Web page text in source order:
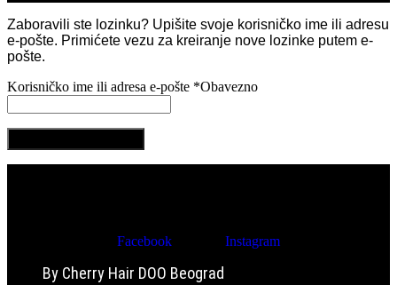
Zaboravili ste lozinku? Upišite svoje korisničko ime ili adresu
e-pošte. Primićete vezu za kreiranje nove lozinke putem e-
pošte.
Korisničko ime ili adresa e-pošte *Obavezno
Facebook Instagram
By Cherry Hair DOO Beograd